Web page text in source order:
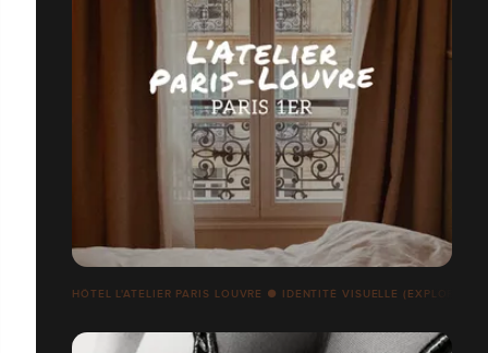
HÔTEL L'ATELIER PARIS LOUVRE ● IDENTITÉ VISUELLE